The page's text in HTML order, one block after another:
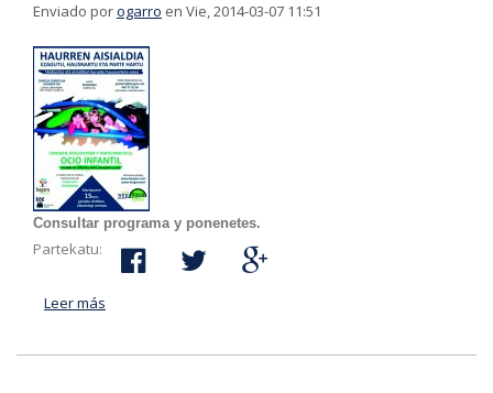
Enviado porogarro en Vie, 2014-03-07 11:51
Consultar programa y ponenetes.
Partekatu:
Leer más